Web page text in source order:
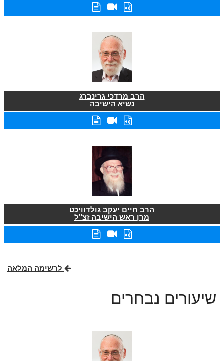
הרב מרדכי גרינברג
נשיא הישיבה
הרב חיים יעקב גולדוויכט
מרן ראש הישיבה זצ"ל
לרשימה המלאה
שיעורים נבחרים